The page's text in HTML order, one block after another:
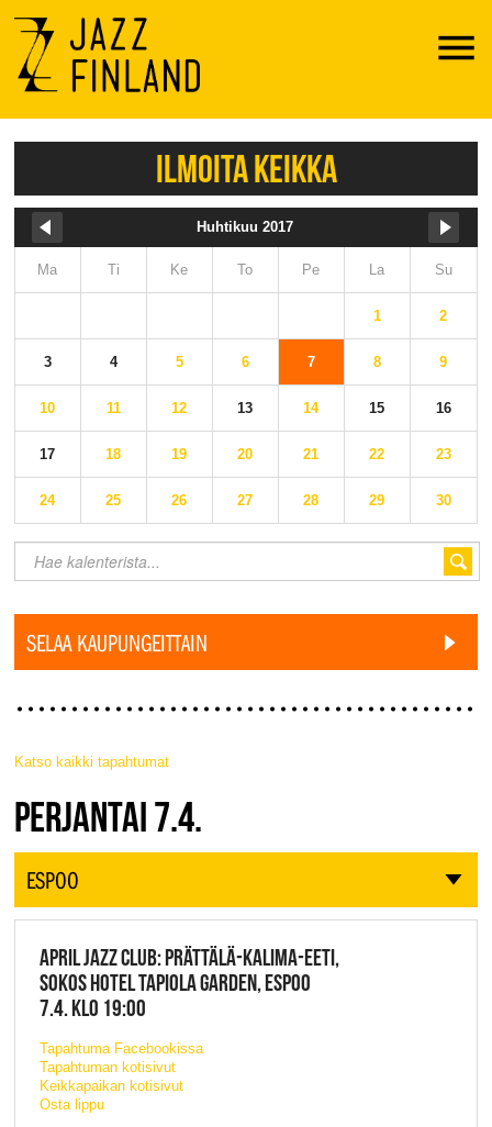
Menu
ILMOITA KEIKKA
Huhtikuu 2017
Ma Ti Ke To Pe La Su
1 2
3 4 5 6 7 8 9
10 11 12 13 14 15 16
17 18 19 20 21 22 23
24 25 26 27 28 29 30
SELAA KAUPUNGEITTAIN
Katso kaikki tapahtumat
JAZZ FINLAND LIVE
PERJANTAI 7.4.
ESPOO
APRIL JAZZ CLUB: PRÄTTÄLÄ-KALIMA-EETI,
SOKOS HOTEL TAPIOLA GARDEN, ESPOO
7.4. KLO 19:00
Tapahtuma Facebookissa
Tapahtuman kotisivut
Keikkapaikan kotisivut
Osta lippu